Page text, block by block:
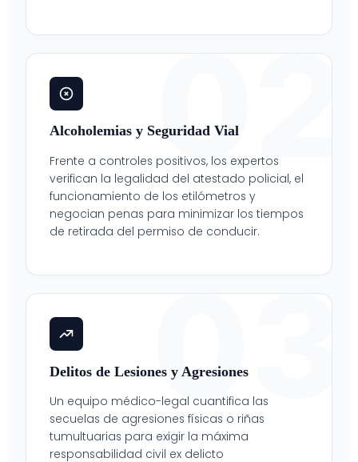
02
Alcoholemias y Seguridad Vial
Frente a controles positivos, los expertos
verifican la legalidad del atestado policial, el
funcionamiento de los etilómetros y
negocian penas para minimizar los tiempos
de retirada del permiso de conducir.
03
Delitos de Lesiones y Agresiones
Un equipo médico-legal cuantifica las
secuelas de agresiones físicas o riñas
tumultuarias para exigir la máxima
responsabilidad civil ex delicto